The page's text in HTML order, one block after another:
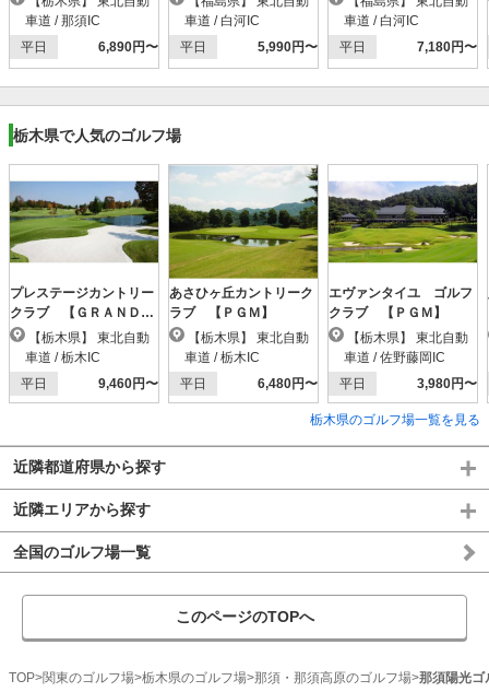
車道 / 那須IC
平日
6,890円〜
車道 / 白河IC
平日
5,990円〜
車道 / 白河IC
平日
7,180円〜
栃木県で人気のゴルフ場
プレステージカントリー
クラブ 【ＧＲＡＮＤ
ＰＧＭ】
車道 / 栃木IC
平日
9,460円〜
あさひヶ丘カントリーク
ラブ 【ＰＧＭ】
車道 / 栃木IC
平日
6,480円〜
エヴァンタイユ ゴルフ
クラブ 【ＰＧＭ】
車道 / 佐野藤岡IC
平日
3,980円〜
栃木県のゴルフ場一覧を見る
近隣都道府県から探す
近隣エリアから探す
全国のゴルフ場一覧
このページのTOPへ
TOP 関東のゴルフ場 栃木県のゴルフ場 那須・那須高原のゴルフ場 那須陽光ゴ